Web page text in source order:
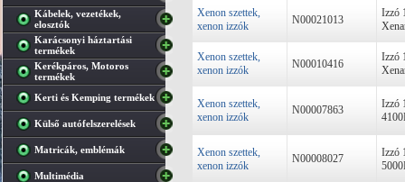
Kábelek, vezetékek,
elosztók
Karácsonyi háztartási
termékek
Kerékpáros, Motoros
termékek
Kerti és Kemping termékek
Külső autófelszerelések
Matricák, emblémák
Multimédia
Xenon szettek,
xenon izzók
N00021013
Izzó
Xenon szettek,
xenon izzók
N00010416
Izzó
Xenon szettek,
xenon izzók
N00007863
Izzó
Xenon szettek,
xenon izzók
N00008027
Izzó